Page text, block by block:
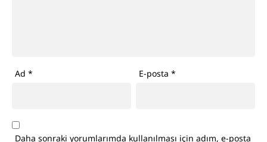
Ad * E-posta*
Daha sonraki yorumlarımda kullanılması için adım, e-posta